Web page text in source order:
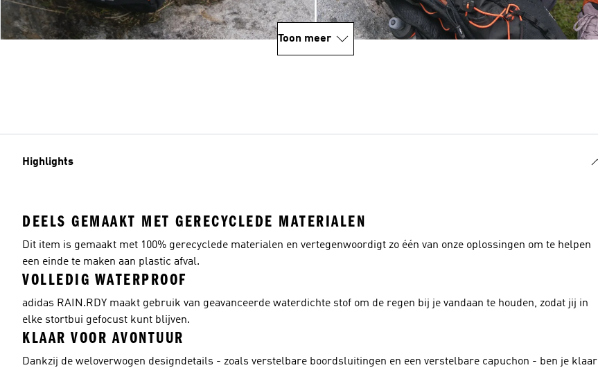
Toon meer
Highlights
DEELS GEMAAKT MET GERECYCLEDE MATERIALEN
Dit item is gemaakt met 100% gerecyclede materialen en vertegenwoordigt zo één van onze oplossingen om te helpen
een einde te maken aan plastic afval.
VOLLEDIG WATERPROOF
adidas RAIN.RDY maakt gebruik van geavanceerde waterdichte stof om de regen bij je vandaan te houden, zodat jij in
elke stortbui gefocust kunt blijven.
KLAAR VOOR AVONTUUR
Dankzij de weloverwogen designdetails - zoals verstelbare boordsluitingen en een verstelbare capuchon - ben je klaar